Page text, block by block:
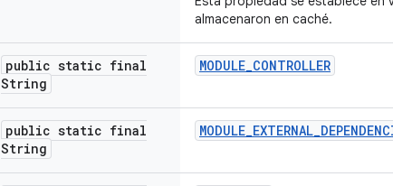
almacenaron en caché.
public static final
String
MODULE_CONTROLLER
public static final
String
MODULE_EXTERNAL_